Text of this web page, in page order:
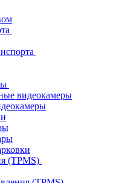
видеокамеры
(TPMS)